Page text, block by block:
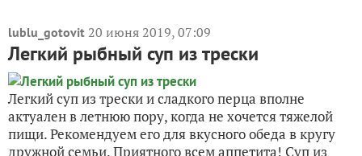
lublu_gotovit 20 июня 2019, 07:09
Легкий рыбный суп из трески
Легкий суп из трески и сладкого перца вполне
актуален в летнюю пору, когда не хочется тяжелой
пищи. Рекомендуем его для вкусного обеда в кругу
дружной семьи. Приятного всем аппетита! Суп из